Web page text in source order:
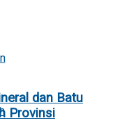
dan Batu
Provinsi